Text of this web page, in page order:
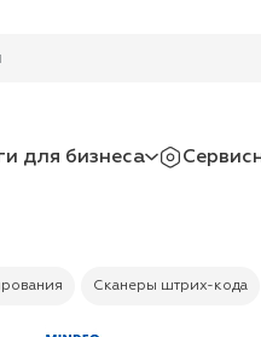
для бизнеса
Сканеры штрих-кода